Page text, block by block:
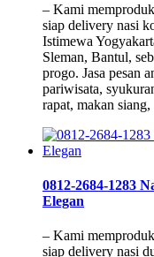
– Kami
siap delivery nasi
Istimewa
Sleman, Bantul,
progo. Jasa pesan
pariwisata,
rapat, makan
0812-2684-1283
Elegan
– Kami
siap delivery nasi